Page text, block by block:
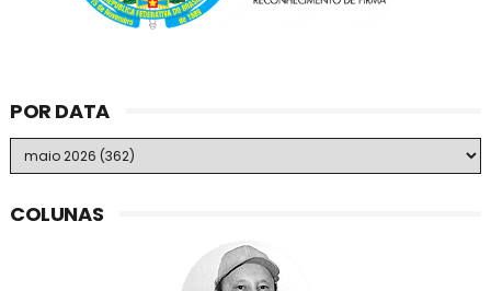
POR DATA
COLUNAS